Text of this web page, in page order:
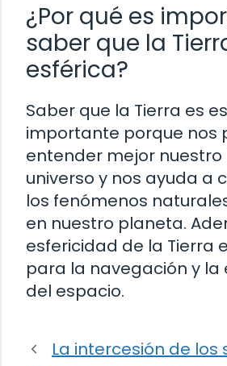
¿Por qué es
saber que la
esférica?
Saber que la Tierra es
importante porque nos
entender mejor nuestro
universo y nos ayuda a
los fenómenos
en nuestro planeta.
esfericidad de la Tierra
para la navegación y la
del espacio.
La intercesión de los